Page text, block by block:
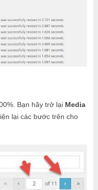
Bạn hãy trở lại Media
lại các bước trên cho